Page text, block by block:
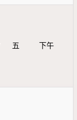
五 下午